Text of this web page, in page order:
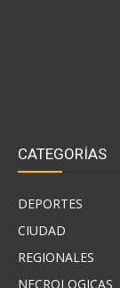
CATEGORÍAS
DEPORTES
CIUDAD
REGIONALES
NECROLOGICAS